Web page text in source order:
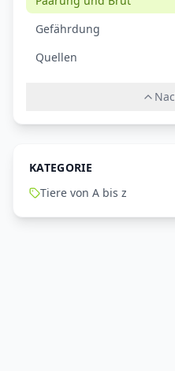
Gefährdung
Quellen
KATEGORIE
Tiere von A bis z